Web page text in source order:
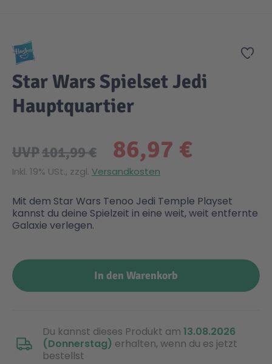
Sicherheit
Krimi / Thriller
Liebesromane
Sachbücher / Wissen
Kuscheltiere
Puppen & Puppenzubehör
Puzzle & Legespiele
Elektronische Spielwaren
Kreativ
DC Comics™ Super Heroes
Disney
DUPLO®
Jurassic World™
Harry Potter™
Minecraft™
Country
Fairies
Family Fun
Fun Stars
Heroes
NOVELMORE
Zur
Star Wars Spielset Jedi
Hauptquartier
86,97 €
UVP101,99 €
Inkl. 19% USt., zzgl. Versandkosten
Mit dem Star Wars Tenoo Jedi Temple Playset
kannst du deine Spielzeit in eine weit, weit entfernte
Galaxie verlegen.
In den Warenkorb
Du kannst dieses Produkt am 13.08.2026
(Donnerstag) erhalten, wenn du es jetzt
bestellst